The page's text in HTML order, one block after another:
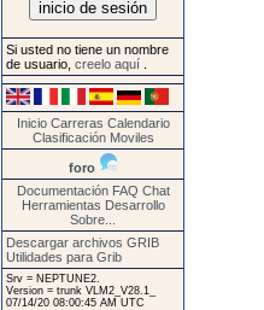
Si usted no tiene un nombre
de usuario, creelo aquí
Inicio Carreras Calendario
Clasificación Moviles
foro
Documentación FAQ Chat
Herramientas Desarrollo
Sobre...
Descargar archivos GRIB
Utilidades para Grib
Srv = NEPTUNE2.
Version = trunk VLM2_V28.1_
07/14/20 08:00:45 AM UTC